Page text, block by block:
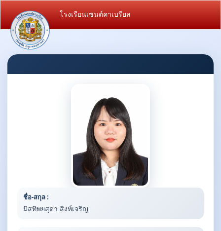
โรงเรียนเซนต์คาเบรียล
ชื่อ-สกุล :
มิสทิพยสุดา สิงห์เจริญ